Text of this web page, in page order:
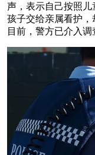
声，表示自己按照儿
孩子交给亲属看护，
目前，警方已介入调